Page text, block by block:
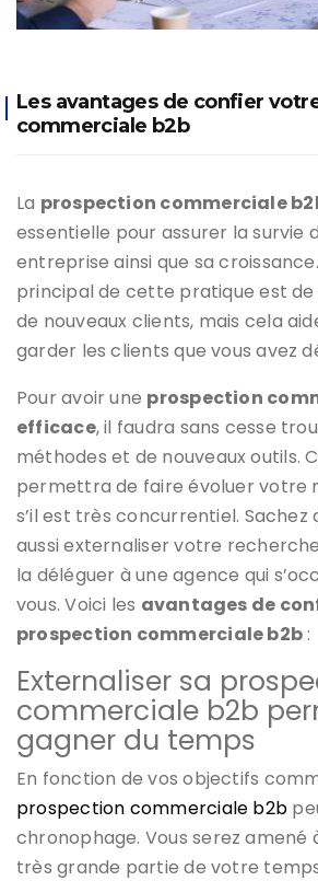
Les avantages de confier
commerciale b2b
La prospection commerciale
essentielle pour assurer la survie
entreprise ainsi que sa
principal de cette pratique est
de nouveaux clients, mais cela
garder les clients que vous avez
Pour avoir une prospection
efficace, il faudra sans cesse
méthodes et de nouveaux outils.
permettra de faire évoluer votre
s’il est très concurrentiel. Sachez
aussi externaliser votre
la déléguer à une agence qui
vous. Voici les avantages de
prospection commerciale b2b :
Externaliser sa
commerciale b2b
gagner du temps
En fonction de vos objectifs
prospection commerciale b2b
chronophage. Vous serez amené
très grande partie de votre